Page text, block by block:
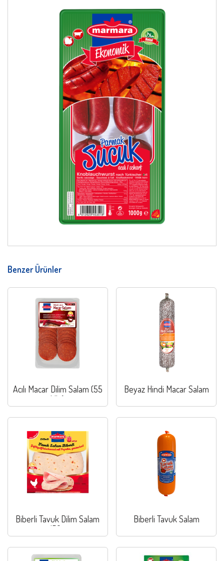
Benzer Ürünler
Acılı Macar Dilim Salam (55
klb.)
Beyaz Hindi Macar Salam
Biberli Tavuk Dilim Salam
150g
Biberli Tavuk Salam